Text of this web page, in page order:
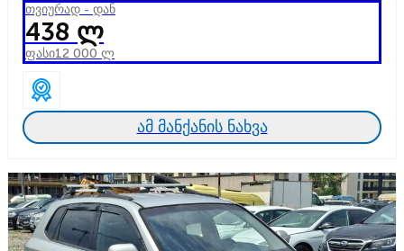
თვიურად - დან
438 ლ
ფასი12 000 ლ
ამ მანქანის ნახვა